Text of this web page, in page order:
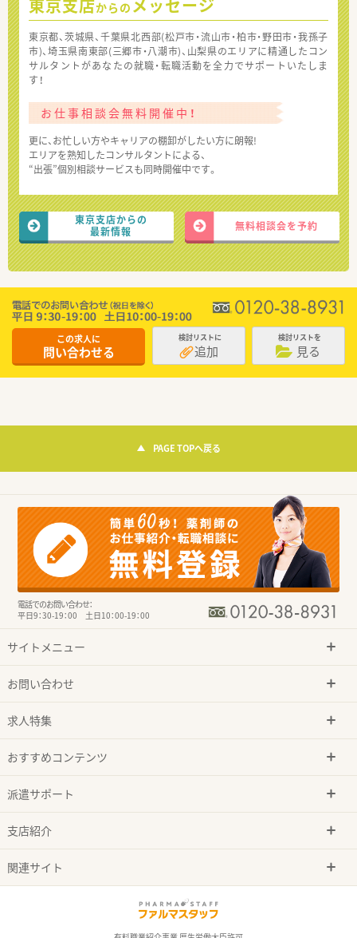
東京支店からの メッセージ
東京都、茨城県、千葉県北西部(松戸市・流山市・柏市・野田市・我孫子
市)、埼玉県南東部(三郷市・八潮市)、山梨県のエリアに精通したコン
サルタントがあなたの就職・転職活動を全力でサポートいたしま
す！
お仕事相談会無料開催中！
更に、お忙しい方やキャリアの棚卸がしたい方に朗報!
エリアを熟知したコンサルタントによる、
“出張”個別相談サービスも同時開催中です。
東京支店からの
最新情報
無料相談会を予約
この求人に
問い合わせる
検討リストに
追加
検討リストを
見る
PAGE TOPへ戻る
電話でのお問い合わせ：
平日9：30-19：00 土日10：00-19：00
サイトメニュー
お問い合わせ
求人特集
おすすめコンテンツ
派遣サポート
支店紹介
関連サイト